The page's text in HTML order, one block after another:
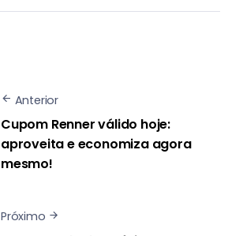
Anterior
Cupom Renner válido hoje:
aproveita e economiza agora
mesmo!
Próximo